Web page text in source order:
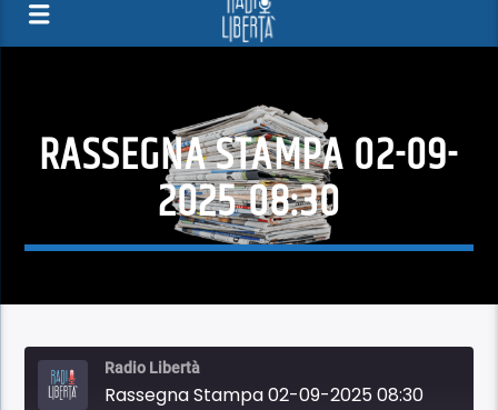
RASSEGNA STAMPA 02-09-
2025 08:30
Radio Libertà
Rassegna Stampa 02-09-2025 08:30